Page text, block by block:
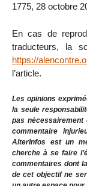
1775, 28 octobre
En cas de
traducteurs, la
https://
l’article.
Les opinions
la seule
pas
commentaire
AlterInfos est un
cherche à se faire
commentaires dont
de cet objectif ne